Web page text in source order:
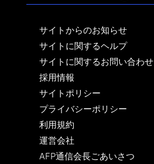
サイトからのお知らせ
サイトに関するヘルプ
サイトに関するお問い合わせ
採用情報
サイトポリシー
プライバシーポリシー
利用規約
運営会社
AFP通信会長ごあいさつ